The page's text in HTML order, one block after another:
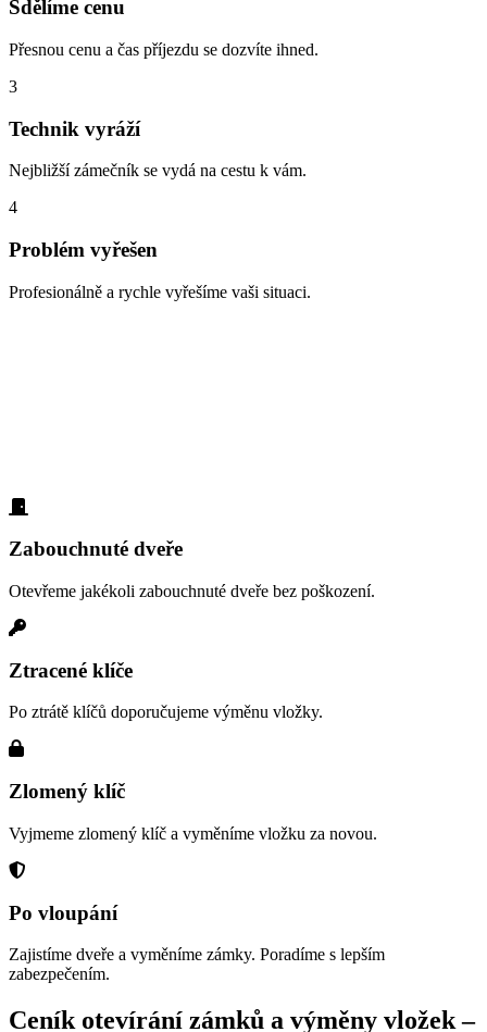
Sdělíme cenu
Přesnou cenu a čas příjezdu se dozvíte ihned.
3
Technik vyráží
Nejbližší zámečník se vydá na cestu k vám.
4
Problém vyřešen
Profesionálně a rychle vyřešíme vaši situaci.
Zabouchnuté dveře
Otevřeme jakékoli zabouchnuté dveře bez poškození.
Ztracené klíče
Po ztrátě klíčů doporučujeme výměnu vložky.
Zlomený klíč
Vyjmeme zlomený klíč a vyměníme vložku za novou.
Po vloupání
Zajistíme dveře a vyměníme zámky. Poradíme s lepším
zabezpečením.
Ceník otevírání zámků a výměny vložek –